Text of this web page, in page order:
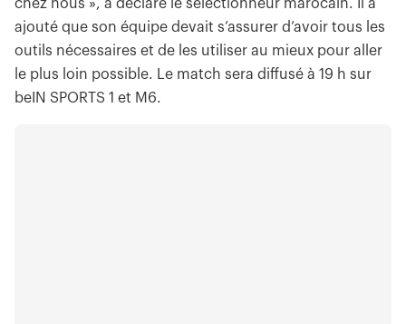
chez nous », a déclaré le sélectionneur marocain. Il a
ajouté que son équipe devait s’assurer d’avoir tous les
outils nécessaires et de les utiliser au mieux pour aller
le plus loin possible. Le match sera diffusé à 19 h sur
beIN SPORTS 1 et M6.